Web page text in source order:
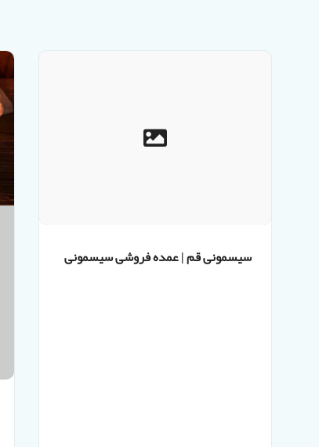
سیسمونی قم | عمده فروشی سیسمونی